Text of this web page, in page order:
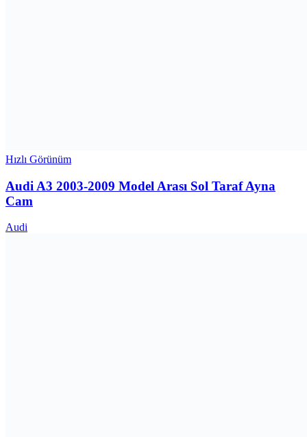
Hızlı Görünüm
Audi A3 2003-2009 Model Arası Sol Taraf Ayna
Cam
Audi